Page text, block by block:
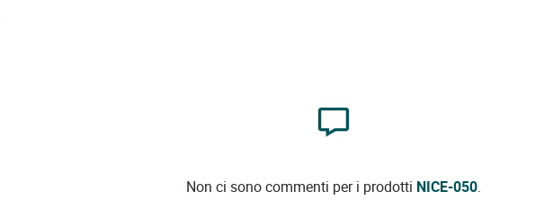
Non ci sono commenti per i prodotti NICE-050.